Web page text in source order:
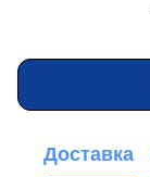
Доставка